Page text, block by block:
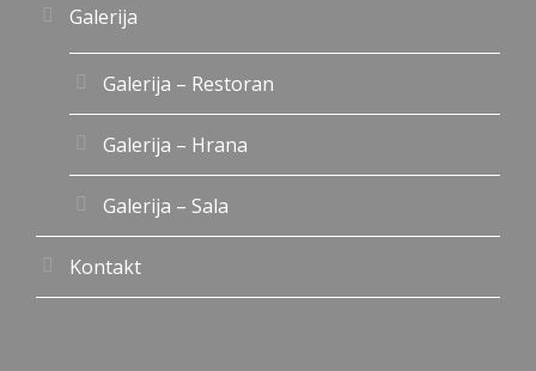
Galerija
Galerija – Restoran
Galerija – Hrana
Galerija – Sala
Kontakt